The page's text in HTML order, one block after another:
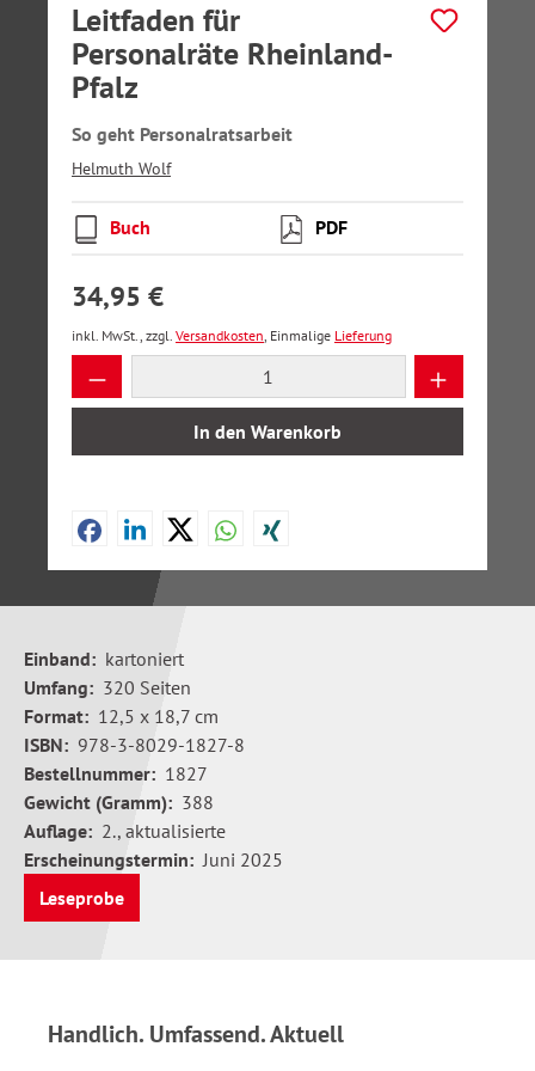
Leitfaden für
Personalräte Rheinland-
Pfalz
So geht Personalratsarbeit
Helmuth Wolf
Buch PDF
34,95 €
inkl. MwSt., zzgl. Versandkosten, Einmalige Lieferung
Produkt Anzahl: Gib den gewünschten
In den Warenkorb
Einband: kartoniert
Umfang: 320 Seiten
Format: 12,5 x 18,7 cm
ISBN: 978-3-8029-1827-8
Bestellnummer: 1827
Gewicht (Gramm): 388
Auflage: 2., aktualisierte
Erscheinungstermin: Juni 2025
Leseprobe
Handlich. Umfassend. Aktuell